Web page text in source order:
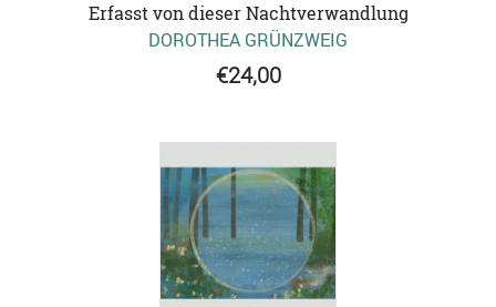
Erfasst von dieser Nachtverwandlung
DOROTHEA GRÜNZWEIG
€24,00